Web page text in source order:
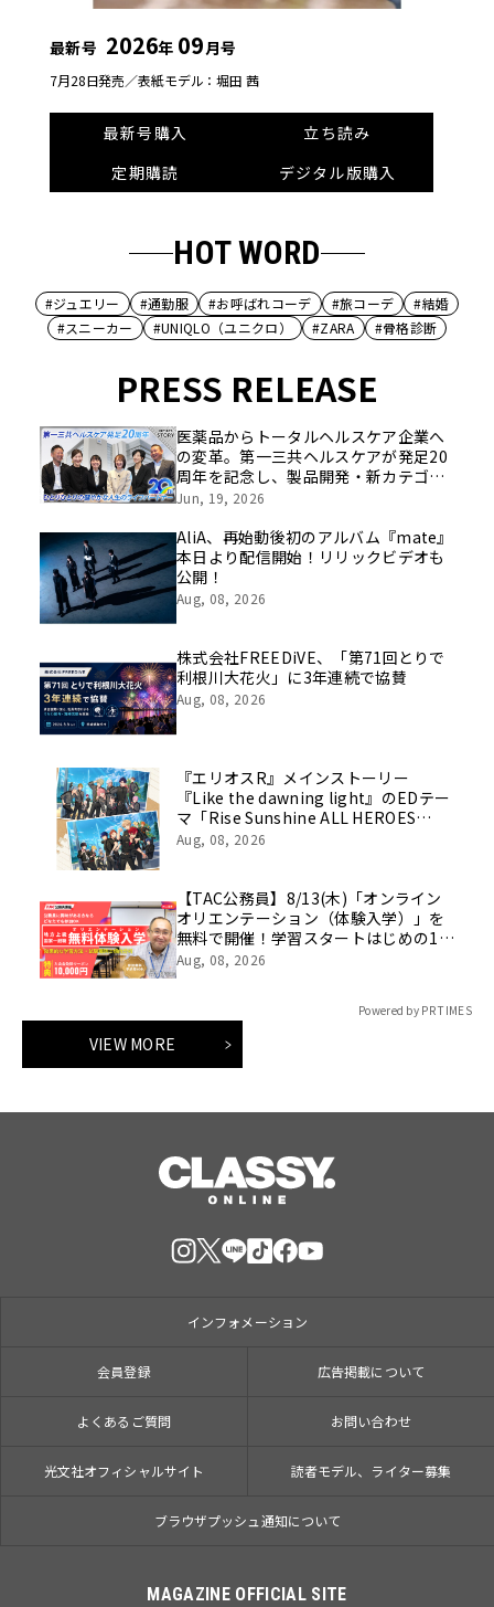
最新号 2026年 09月号
7月28日発売／表紙モデル：堀田 茜
最新号購入
立ち読み
定期購読
デジタル版購入
HOT WORD
#ジュエリー #通勤服 #お呼ばれコーデ #旅コーデ
#結婚
#スニーカー
#UNIQLO（ユニクロ） #ZARA #骨格診断
PRESS RELEASE
医薬品からトータルヘルスケア企業へ
の変革。第一三共ヘルスケアが発足20
周年を記念し、製品開発・新カテゴリ
挑戦の舞台や旧社統合時のエピソード
像を公開！
Jun, 19, 2026
AliA、再始動後初のアルバム『mate』
本日より配信開始！リリックビデオも
公開！
Aug, 08, 2026
株式会社FREEDiVE、「第71回とりで
利根川大花火」に3年連続で協賛
Aug, 08, 2026
『エリオスR』メインストーリー
『Like the dawning light』のEDテー
マ「Rise Sunshine ALL HEROES
Ver.」がフルサイズ配信決定！
Aug, 08, 2026
【TAC公務員】8/13(木)「オンライン
オリエンテーション（体験入学）」を
無料で開催！学習スタートはじめの1
歩！
Aug, 08, 2026
Powered by PR TIMES
VIEW MORE
インフォメーション
会員登録 広告掲載について
よくあるご質問 お問い合わせ
光文社オフィシャルサイト 読者モデル、ライター募集
ブラウザプッシュ通知について
MAGAZINE OFFICIAL SITE